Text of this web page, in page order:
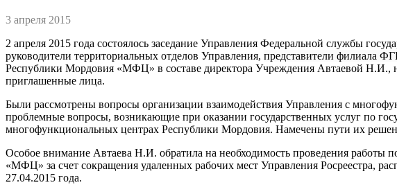
3 апреля 2015
2 апреля 2015 года состоялось заседание Управления Федеральной службы
руководители территориальных отделов Управления, представители филиала
Республики Мордовия «МФЦ» в составе директора Учреждения Автаевой
приглашенные лица.
Были рассмотрены вопросы организации взаимодействия Управления с
проблемные вопросы, возникающие при оказании государственных услуг по
многофункциональных центрах Республики Мордовия. Намечены пути их
Особое внимание Автаева Н.И. обратила на необходимость проведения
«МФЦ» за счет сокращения удаленных рабочих мест Управления
27.04.2015 года.